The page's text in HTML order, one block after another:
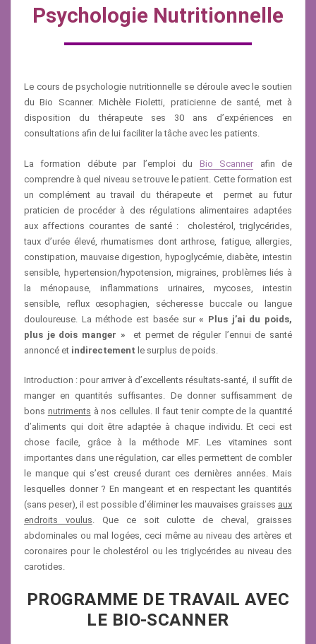
Psychologie Nutritionnelle
Le cours de psychologie nutritionnelle se déroule avec le soutien
du Bio Scanner. Michèle Fioletti, praticienne de santé, met à
disposition du thérapeute ses 30 ans d’expériences en
consultations afin de lui faciliter la tâche avec les patients.
La formation débute par l’emploi du Bio Scanner afin de
comprendre à quel niveau se trouve le patient. Cette formation est
un complément au travail du thérapeute et permet au futur
praticien de procéder à des régulations alimentaires adaptées
aux affections courantes de santé : cholestérol, triglycérides,
taux d’urée élevé, rhumatismes dont arthrose, fatigue, allergies,
constipation, mauvaise digestion, hypoglycémie, diabète, intestin
sensible, hypertension/hypotension, migraines, problèmes liés à
la ménopause, inflammations urinaires, mycoses, intestin
sensible, reflux œsophagien, sécheresse buccale ou langue
douloureuse. La méthode est basée sur« Plus j’ai du poids,
plus je dois manger » et permet de réguler l’ennui de santé
annoncé et indirectement le surplus de poids.
Introduction : pour arriver à d’excellents résultats-santé, il suffit de
manger en quantités suffisantes. De donner suffisamment de
bons nutriments à nos cellules. Il faut tenir compte de la quantité
d’aliments qui doit être adaptée à chaque individu. Et ceci est
chose facile, grâce à la méthode MF. Les vitamines sont
importantes dans une régulation, car elles permettent de combler
le manque qui s’est creusé durant ces dernières années. Mais
lesquelles donner ? En mangeant et en respectant les quantités
(sans peser), il est possible d’éliminer les mauvaises graisses aux
endroits voulus. Que ce soit culotte de cheval, graisses
abdominales ou mal logées, ceci même au niveau des artères et
coronaires pour le cholestérol ou les triglycérides au niveau des
carotides.
PROGRAMME DE TRAVAIL AVEC
LE BIO-SCANNER